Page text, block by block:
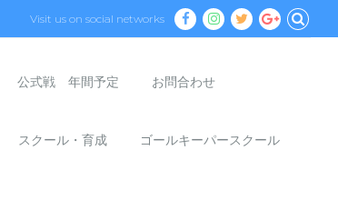
Visit us on social networks
公式戦 年間予定 お問合わせ
スクール・育成 ゴールキーパースクール